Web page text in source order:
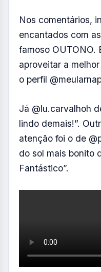
Nos comentários,
encantados com
famoso OUTONO.
aproveitar a
o perfil
Já @lu.carvalhoh
lindo demais!”.
atenção foi o de
do sol mais bonito
Fantástico”.